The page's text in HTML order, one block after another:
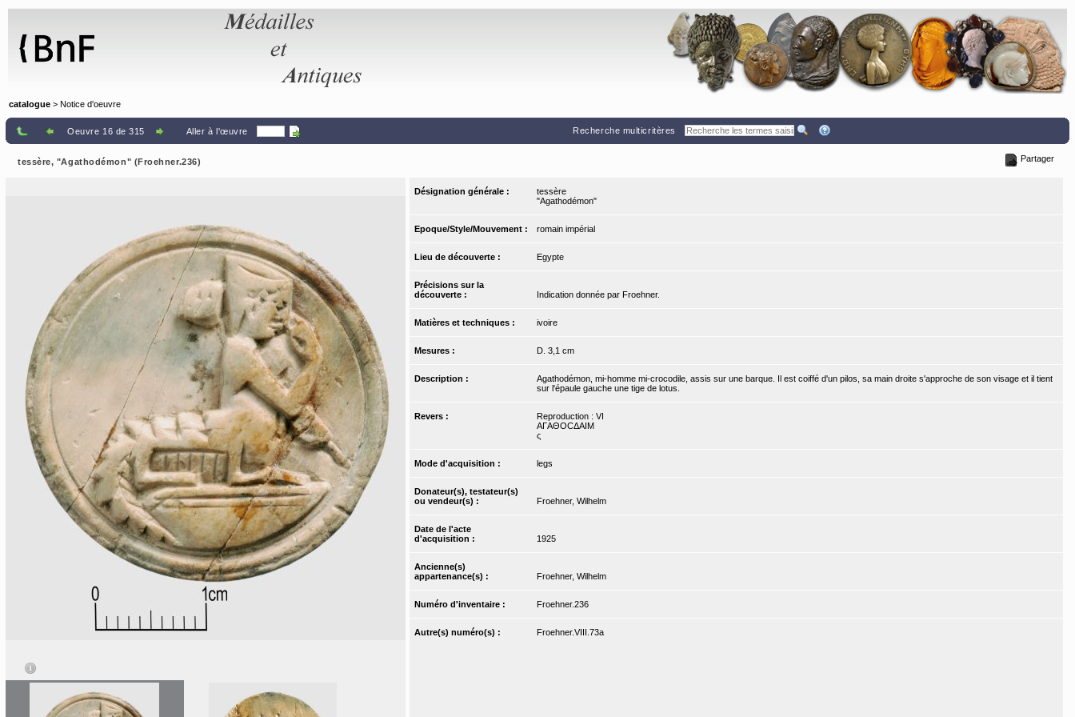
catalogue > Notice d'oeuvre
Oeuvre 16 de 315 Aller à l'œuvre Recherche multicritères
tessère, "Agathodémon" (Froehner.236) Partager
Désignation générale :
tessère
"Agathodémon"
Epoque/Style/Mouvement : romain impérial
Lieu de découverte : Egypte
Précisions sur la
découverte :
Indication donnée par Froehner.
Matières et techniques : ivoire
Mesures : D. 3,1 cm
Description :
Agathodémon, mi-homme mi-crocodile, assis sur une barque. Il est coiffé d'un pilos, sa main droite s'approche de son visage et il tient
sur l'épaule gauche une tige de lotus.
Revers :
Reproduction : VI
AΓAΘOCΔAIM
ς
Mode d'acquisition : legs
Donateur(s), testateur(s)
ou vendeur(s) :
Froehner, Wilhelm
Date de l'acte
d'acquisition :
1925
Ancienne(s)
appartenance(s) :
Froehner, Wilhelm
Numéro d'inventaire : Froehner.236
Autre(s) numéro(s) : Froehner.VIII.73a